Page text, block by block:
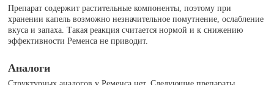
Препарат содержит растительные компоненты, поэтому при
хранении капель возможно незначительное помутнение, ослабление
вкуса и запаха. Такая реакция считается нормой и к снижению
эффективности Ременса не приводит.
Аналоги